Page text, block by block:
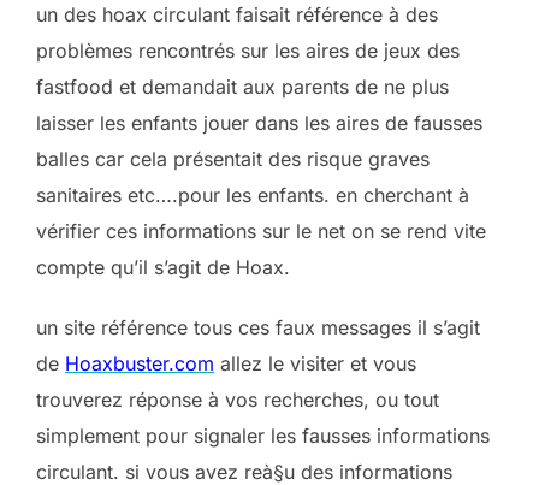
un des hoax circulant faisait référence à des
problèmes rencontrés sur les aires de jeux des
fastfood et demandait aux parents de ne plus
laisser les enfants jouer dans les aires de fausses
balles car cela présentait des risque graves
sanitaires etc….pour les enfants. en cherchant à
vérifier ces informations sur le net on se rend vite
compte qu’il s’agit de Hoax.
un site référence tous ces faux messages il s’agit
de Hoaxbuster.com allez le visiter et vous
trouverez réponse à vos recherches, ou tout
simplement pour signaler les fausses informations
circulant. si vous avez reà§u des informations